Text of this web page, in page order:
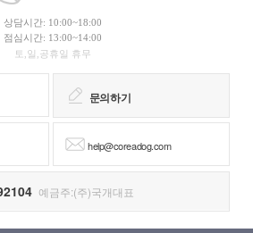
상담시간: 10:00~18:00
점심시간: 13:00~14:00
토,일,공휴일 휴무
문의하기
help@coreadog.com
예금주:(주)국개대표